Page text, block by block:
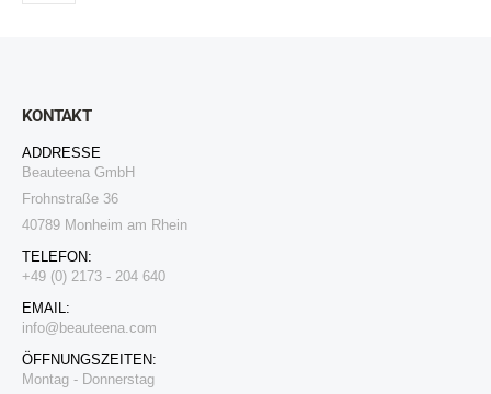
KONTAKT
ADDRESSE
Beauteena GmbH
Frohnstraße 36
40789 Monheim am Rhein
TELEFON:
+49 (0) 2173 - 204 640
EMAIL:
info@beauteena.com
ÖFFNUNGSZEITEN:
Montag - Donnerstag